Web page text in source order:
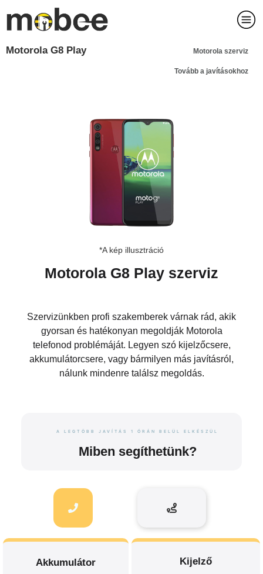
Motorola G8 Play Motorola szerviz
Tovább a javításokhoz
*A kép illusztráció
Motorola G8 Play szerviz
Szervizünkben profi szakemberek várnak rád, akik
gyorsan és hatékonyan megoldják Motorola
telefonod problémáját. Legyen szó kijelzőcsere,
akkumulátorcsere, vagy bármilyen más javításról,
nálunk mindenre találsz megoldás.
A LEGTÖBB JAVÍTÁS 1 ÓRÁN BELÜL ELKÉSZÜL
Miben segíthetünk?
Akkumulátor Kijelző